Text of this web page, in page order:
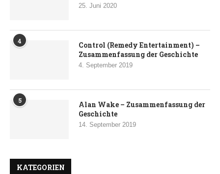
25. Juni 2020
4
Control (Remedy Entertainment) –
Zusammenfassung der Geschichte
4. September 2019
5
Alan Wake – Zusammenfassung der
Geschichte
14. September 2019
KATEGORIEN